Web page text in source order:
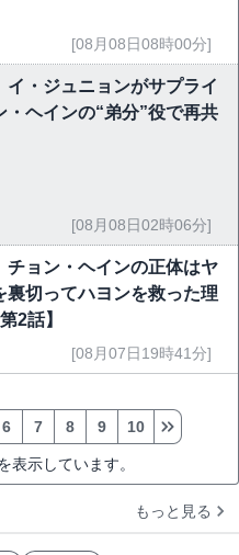
[08月08日08時00分]
イ・ジュニョンがサプライ
・ヘインの“弟分”役で再共
[08月08日02時06分]
チョン・ヘインの正体はヤ
裏切ってハヨンを救った理
2話】
[08月07日19時41分]
表示しています。
6 7 8 9 10
もっと見る